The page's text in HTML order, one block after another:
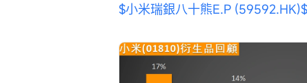
$小米瑞銀八十熊E.P (59592.HK)$